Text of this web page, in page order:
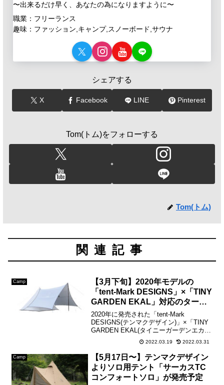
〜出来るだけ早く、あなたの為になりますように〜
職業：フリーランス
趣味：ファッション,キャンプ,スノーボード,サウナ
シェアする
X Facebook LINE Pinterest
Tom(トム)をフォローする
Tom(トム)
関連記事
Camp
【3月下旬】2020年モデルの
「tent-Mark DESIGNS」×「TINY
GARDEN EKAL」対応のタープ
が新発売
2020年に発売された「tent-Mark
DESIGNS(テンマクデザイン)」×「TINY
GARDEN EKAL(タイニーガーデンエカ
ル)」対応の「焚き火タープTCコネクトヘ
キサ」が2022年3月下旬発売予定。出
典:URBAN RESE...
2022.03.19 2022.03.31
Camp
【5月17日〜】テンマクデザイン
よりソロ用テント「サーカスTC
コンフォートソロ」が発売予定